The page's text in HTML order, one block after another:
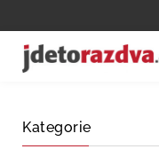
Kategorie